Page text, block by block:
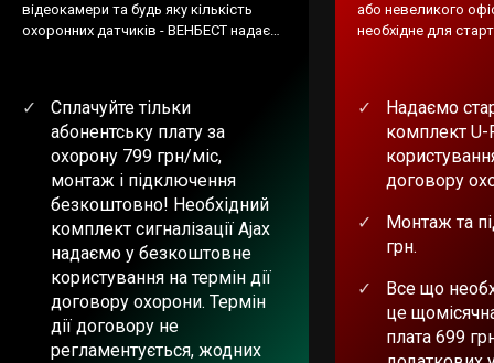
відеокамери та будь яку кількість
охоронних датчиків - ВЕНБЕСТ надає
Сплачуйте тільки
абонентську плату за
охорону 799 грн/міс,
монтаж і підключення
безкоштовно! Необхідний
комплект сигналізації Ajax
надаємо у безкоштовне
користування на термін дії
договору охорони. Термін
дії договору не
регламентується, жодних
або невеликого
необхідне для
Надаємо
комплект U-
договору
Монтаж та
грн.
Все що
це
плата 699